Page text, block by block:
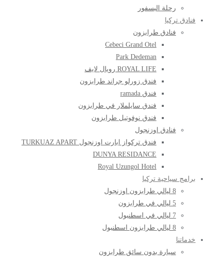
رحلة البسفور
فنادق تركيا
فنادق طرابزون
Cebeci Grand Otel
Park Dedeman
ROYAL LIFE رويال لايف
فندق زورلو جراند طرابزون
فندق ramada
فندق سايلملار في طرابزون
فندق نوفوتيل طرابزون
فنادق اوزنجول
فندق تركواز ابارت اوزنجول TURKUAZ APART
DUNYA RESIDANCE
Royal Uzungol Hotel
برامج سياحية تركيا
8 ليالي طرابزون اوزنجول
5 ليالي في طرابزون
7 ليالي في اسطنبول
8 ليالي طرابزون اسطنبول
خدماتنا
سيارة بدون سائق طرابزون